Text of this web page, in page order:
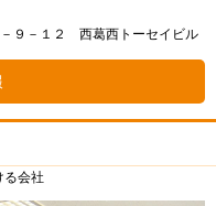
９－１２ 西葛西トーセイビル
る会社